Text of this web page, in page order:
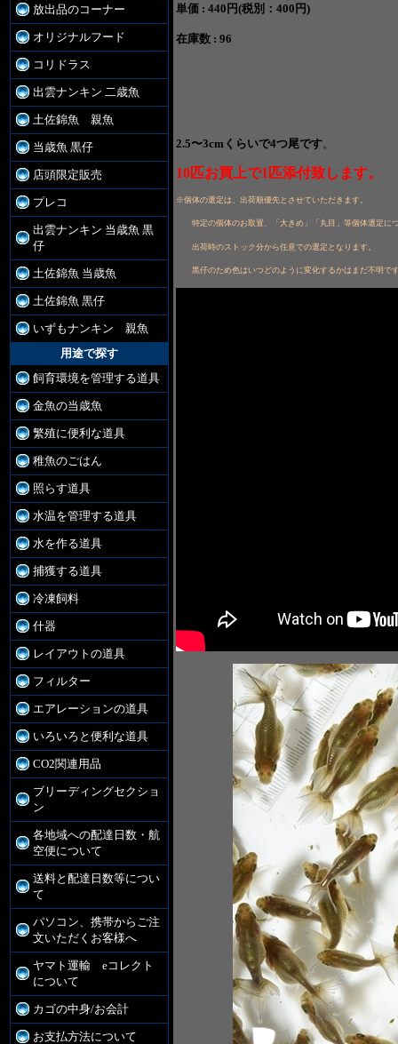
放出品のコーナー
オリジナルフード
コリドラス
出雲ナンキン 二歳魚
土佐錦魚 親魚
当歳魚 黒仔
店頭限定販売
プレコ
出雲ナンキン 当歳魚 黒
仔
土佐錦魚 当歳魚
土佐錦魚 黒仔
いずもナンキン 親魚
用途で探す
飼育環境を管理する道具
金魚の当歳魚
繁殖に便利な道具
稚魚のごはん
照らす道具
水温を管理する道具
水を作る道具
捕獲する道具
冷凍飼料
什器
レイアウトの道具
フィルター
エアレーションの道具
いろいろと便利な道具
CO2関連用品
ブリーディングセクショ
ン
各地域への配達日数・航
空便について
送料と配達日数等につい
て
パソコン、携帯からご注
文いただくお客様へ
ヤマト運輸 eコレクト
について
カゴの中身/お会計
お支払方法について
単価 : 440円(税別：400円)
在庫数 : 96
2.5〜3cmくらいで4つ尾です。
10匹お買上で1匹添付致します。
※個体の選定は、出荷順優先とさせていただきます。
特定の個体のお取置、「大きめ」「丸目」等個体選定に
出荷時のストック分から任意での選定となります。
黒仔のため色はいつどのように変化するかはまだ不明で